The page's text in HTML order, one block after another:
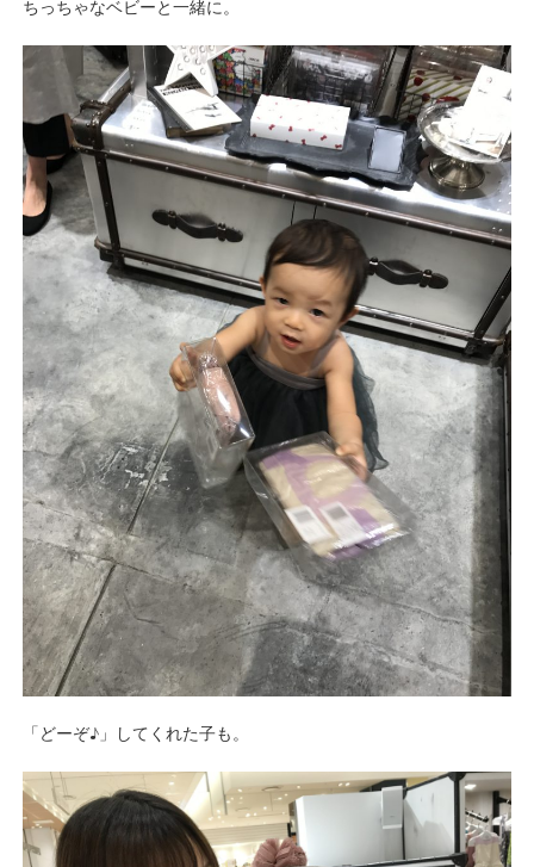
ちっちゃなベビーと一緒に。
「どーぞ♪」してくれた子も。